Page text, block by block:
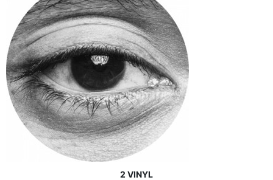
2 VINYL